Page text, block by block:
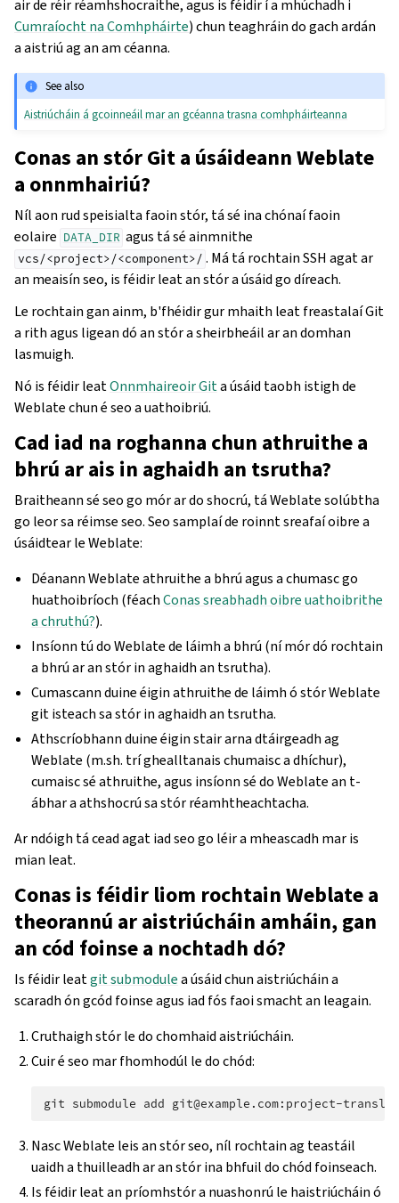
air de réir réamhshocraithe, agus is féidir í a mhúchadh i
Cumraíocht na Comhpháirte) chun teaghráin do gach ardán
a aistriú ag an am céanna.
See also
Aistriúcháin á gcoinneáil mar an gcéanna trasna comhpháirteanna
Conas an stór Git a úsáideann Weblate
a onnmhairiú?
Níl aon rud speisialta faoin stór, tá sé ina chónaí faoin
eolaire DATA_DIR agus tá sé ainmnithe
vcs/<project>/<component>/ . Má tá rochtain SSH agat ar
an meaisín seo, is féidir leat an stór a úsáid go díreach.
Le rochtain gan ainm, b'fhéidir gur mhaith leat freastalaí Git
a rith agus ligean dó an stór a sheirbheáil ar an domhan
lasmuigh.
Nó is féidir leatOnnmhaireoir Gita úsáid taobh istigh de
Weblate chun é seo a uathoibriú.
Cad iad na roghanna chun athruithe a
bhrú ar ais in aghaidh an tsrutha?
Braitheann sé seo go mór ar do shocrú, tá Weblate solúbtha
go leor sa réimse seo. Seo samplaí de roinnt sreafaí oibre a
úsáidtear le Weblate:
Déanann Weblate athruithe a bhrú agus a chumasc go
huathoibríoch (féachConas sreabhadh oibre uathoibrithe
a chruthú?).
Insíonn tú do Weblate de láimh a bhrú (ní mór dó rochtain
a bhrú ar an stór in aghaidh an tsrutha).
Cumascann duine éigin athruithe de láimh ó stór Weblate
git isteach sa stór in aghaidh an tsrutha.
Athscríobhann duine éigin stair arna dtáirgeadh ag
Weblate (m.sh. trí ghealltanais chumaisc a dhíchur),
cumaisc sé athruithe, agus insíonn sé do Weblate an t-
ábhar a athshocrú sa stór réamhtheachtacha.
Ar ndóigh tá cead agat iad seo go léir a mheascadh mar is
mian leat.
Conas is féidir liom rochtain Weblate a
theorannú ar aistriúcháin amháin, gan
an cód foinse a nochtadh dó?
Is féidir leatgit submodulea úsáid chun aistriúcháin a
scaradh ón gcód foinse agus iad fós faoi smacht an leagain.
Cruthaigh stór le do chomhaid aistriúcháin.
Cuir é seo mar fhomhodúl le do chód:
git submodule add git@example.com:project-
Nasc Weblate leis an stór seo, níl rochtain ag teastáil
uaidh a thuilleadh ar an stór ina bhfuil do chód foinseach.
Is féidir leat an príomhstór a nuashonrú le haistriúcháin ó